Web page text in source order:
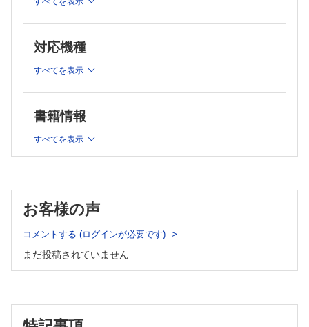
洋
下眼瞼退行性内反に対するDouble Linked Deep Quickert
形成外科 Topics！
第61回全国国立大学病院手術部会議 in松本 2024 杠 俊
介
社会形成外科学の萌芽
第4回 形成外科と法律・制度 佐藤 誠
形成外科 NEXT―次世代の本音―
教室だより北～南
No.127 千葉大学医学部 形成外科学教室 山路 佳久 ほか
ザッツ形成外科！
原著
眼瞼下垂症例におけるDry Eye related Quality of life
対応機種
すべてを表示
書籍情報
すべてを表示
お客様の声
コメントする (ログインが必要です)
まだ投稿されていません